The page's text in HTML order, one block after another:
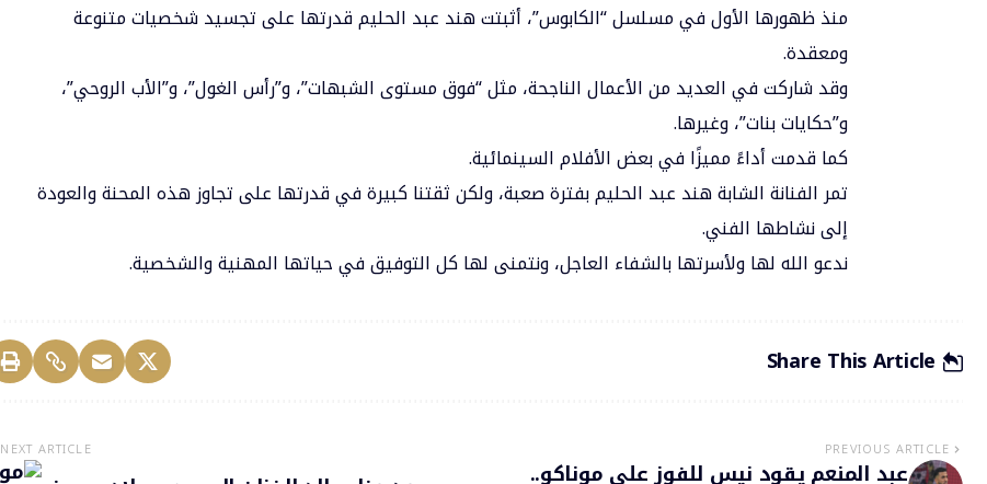
منذ ظهورها الأول في مسلسل “الكابوس”، أثبتت هند عبد الحليم قدرتها على تجسيد شخصيات متنوعة
ومعقدة.
وقد شاركت في العديد من الأعمال الناجحة، مثل “فوق مستوى الشبهات”، و”رأس الغول”، و”الأب الروحي”،
و”حكايات بنات”، وغيرها.
كما قدمت أداءً مميزًا في بعض الأفلام السينمائية.
تمر الفنانة الشابة هند عبد الحليم بفترة صعبة، ولكن ثقتنا كبيرة في قدرتها على تجاوز هذه المحنة والعودة
إلى نشاطها الفني.
ندعو الله لها ولأسرتها بالشفاء العاجل، ونتمنى لها كل التوفيق في حياتها المهنية والشخصية.
Share This Article
PREVIOUS ARTICLE
عبد المنعم يقود نيس للفوز على موناكو..
NEXT ARTICLE